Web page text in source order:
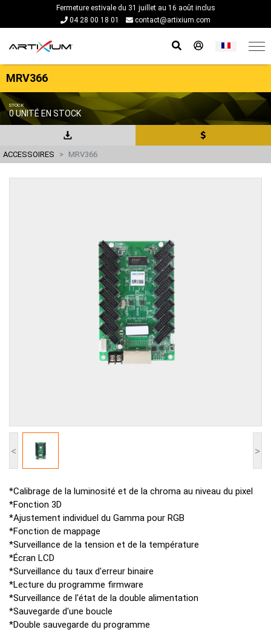
Fermeture estivale du 31 juillet au 16 août inclus
04 28 00 18 01
contact@artixium.com
MRV366
STOCK
0 UNITÉ EN STOCK
ACCESSOIRES MRV366
< >
*Calibrage de la luminosité et de la chroma au niveau du pixel
*Fonction 3D
*Ajustement individuel du Gamma pour RGB
*Fonction de mappage
*Surveillance de la tension et de la température
*Écran LCD
*Surveillance du taux d'erreur binaire
*Lecture du programme firmware
*Surveillance de l'état de la double alimentation
*Sauvegarde d'une boucle
*Double sauvegarde du programme